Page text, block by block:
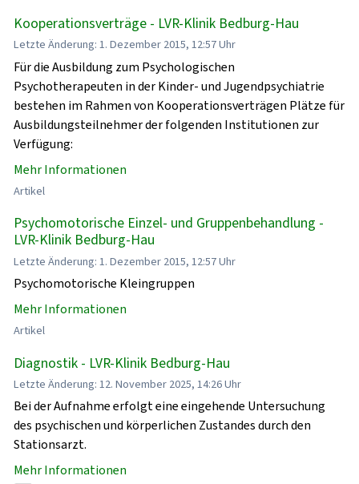
Kooperationsverträge - LVR-Klinik Bedburg-Hau
Letzte Änderung: 1. Dezember 2015, 12:57 Uhr
Für die Ausbildung zum Psychologischen
Psychotherapeuten in der Kinder- und Jugendpsychiatrie
bestehen im Rahmen von Kooperationsverträgen Plätze für
Ausbildungsteilnehmer der folgenden Institutionen zur
Verfügung:
Mehr Informationen
Artikel
Psychomotorische Einzel- und Gruppenbehandlung -
LVR-Klinik Bedburg-Hau
Letzte Änderung: 1. Dezember 2015, 12:57 Uhr
Psychomotorische Kleingruppen
Mehr Informationen
Artikel
Diagnostik - LVR-Klinik Bedburg-Hau
Letzte Änderung: 12. November 2025, 14:26 Uhr
Bei der Aufnahme erfolgt eine eingehende Untersuchung
des psychischen und körperlichen Zustandes durch den
Stationsarzt.
Mehr Informationen